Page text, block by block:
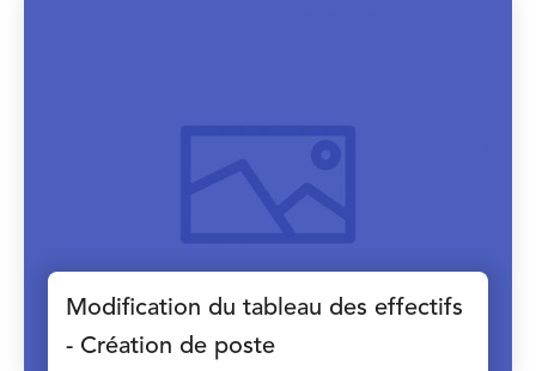
Modification du tableau des effectifs
- Création de poste